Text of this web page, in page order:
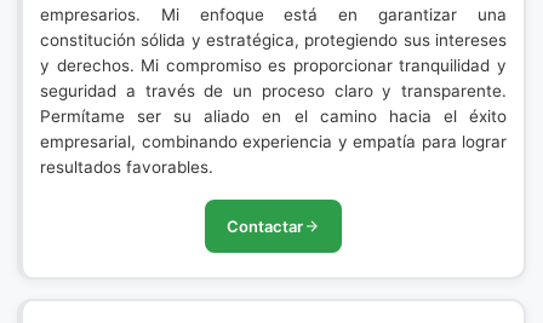
empresarios. Mi enfoque está en garantizar una
constitución sólida y estratégica, protegiendo sus intereses
y derechos. Mi compromiso es proporcionar tranquilidad y
seguridad a través de un proceso claro y transparente.
Permítame ser su aliado en el camino hacia el éxito
empresarial, combinando experiencia y empatía para lograr
resultados favorables.
Contactar